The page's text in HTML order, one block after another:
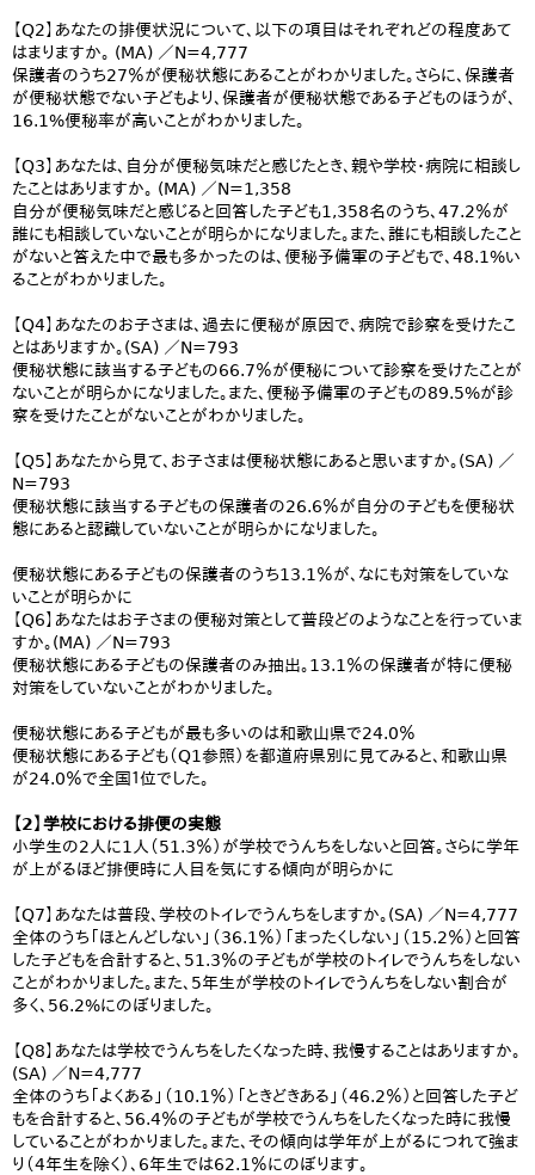
【Q2】あなたの排便状況について、以下の項目はそれぞれどの程度あて
はまりますか。 (MA) ／N=4,777
保護者のうち27％が便秘状態にあることがわかりました。さらに、保護者
が便秘状態でない子どもより、保護者が便秘状態である子どものほうが、
16.1%便秘率が高いことがわかりました。
【Q3】あなたは、自分が便秘気味だと感じたとき、親や学校・病院に相談し
たことはありますか。 (MA) ／N=1,358
自分が便秘気味だと感じると回答した子ども1,358名のうち、47.2％が
誰にも相談していないことが明らかになりました。また、誰にも相談したこと
がないと答えた中で最も多かったのは、便秘予備軍の子どもで、48.1%い
ることがわかりました。
【Q4】あなたのお子さまは、過去に便秘が原因で、病院で診察を受けたこ
とはありますか。(SA) ／N=793
便秘状態に該当する子どもの66.7％が便秘について診察を受けたことが
ないことが明らかになりました。また、便秘予備軍の子どもの89.5%が診
察を受けたことがないことがわかりました。
【Q5】あなたから見て、お子さまは便秘状態にあると思いますか。(SA) ／
N=793
便秘状態に該当する子どもの保護者の26.6％が自分の子どもを便秘状
態にあると認識していないことが明らかになりました。
便秘状態にある子どもの保護者のうち13.1％が、なにも対策をしていな
いことが明らかに
【Q6】あなたはお子さまの便秘対策として普段どのようなことを行っていま
すか。(MA) ／N=793
便秘状態にある子どもの保護者のみ抽出。13.1％の保護者が特に便秘
対策をしていないことがわかりました。
便秘状態にある子どもが最も多いのは和歌山県で24.0％
便秘状態にある子ども（Q1参照）を都道府県別に見てみると、和歌山県
が24.0％で全国１位でした。
【2】学校における排便の実態
小学生の2人に1人（51.3％）が学校でうんちをしないと回答。さらに学年
が上がるほど排便時に人目を気にする傾向が明らかに
【Q7】あなたは普段、学校のトイレでうんちをしますか。(SA) ／N=4,777
全体のうち「ほとんどしない」（36.1％）「まったくしない」（15.2％）と回答
した子どもを合計すると、51.3％の子どもが学校のトイレでうんちをしない
ことがわかりました。また、5年生が学校のトイレでうんちをしない割合が
多く、56.2%にのぼりました。
【Q8】あなたは学校でうんちをしたくなった時、我慢することはありますか。
(SA) ／N=4,777
全体のうち「よくある」（10.1％）「ときどきある」（46.2％）と回答した子ど
もを合計すると、56.4％の子どもが学校でうんちをしたくなった時に我慢
していることがわかりました。また、その傾向は学年が上がるにつれて強ま
り（4年生を除く）、6年生では62.1％にのぼります。